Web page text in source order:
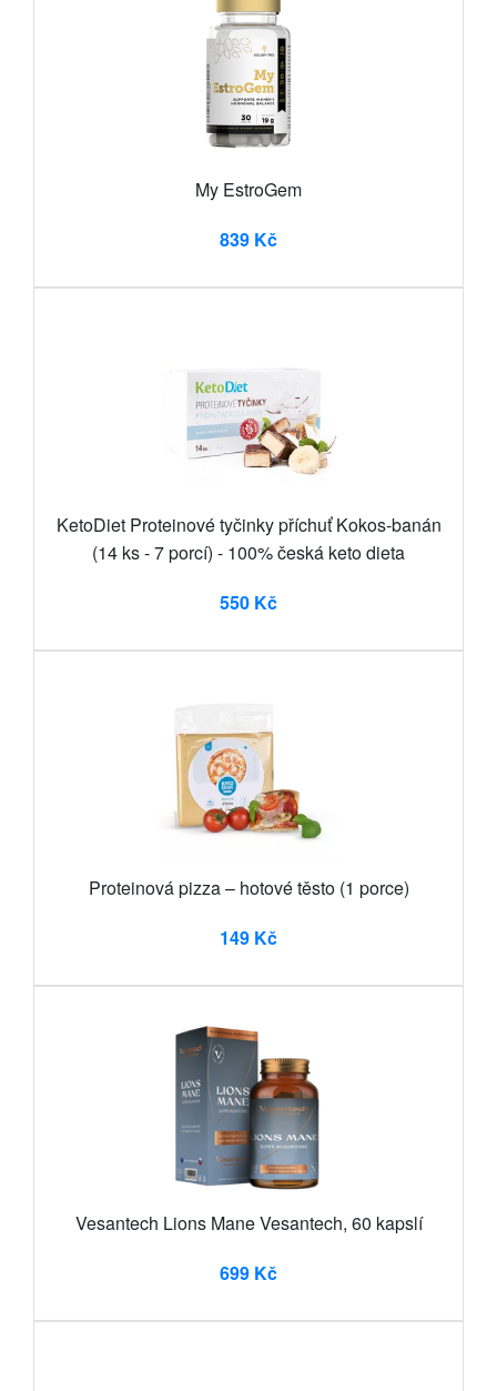
My EstroGem
839 Kč
KetoDiet Proteinové tyčinky příchuť Kokos-banán
(14 ks - 7 porcí) - 100% česká keto dieta
550 Kč
Proteinová pizza – hotové těsto (1 porce)
149 Kč
Vesantech Lions Mane Vesantech, 60 kapslí
699 Kč